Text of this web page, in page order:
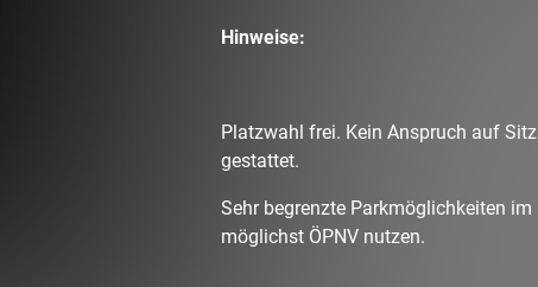
Hinweise:
Platzwahl frei. Kein Anspruch auf
gestattet.
Sehr begrenzte Parkmöglichkeiten
möglichst ÖPNV nutzen.